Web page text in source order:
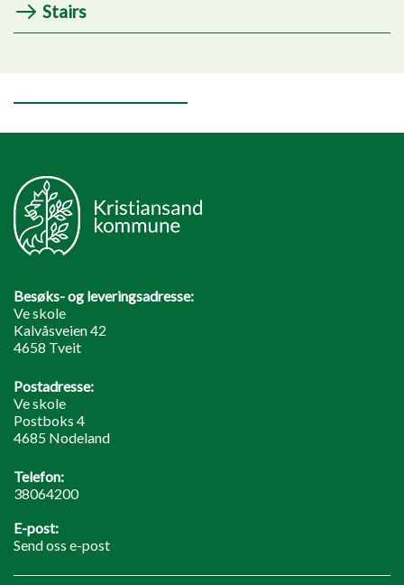
Stairs
Besøks- og leveringsadresse:
Ve skole
Kalvåsveien 42
4658 Tveit
Postadresse:
Ve skole
Postboks 4
4685 Nodeland
Telefon:
38064200
E-post:
Send oss e-post